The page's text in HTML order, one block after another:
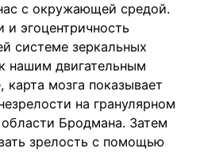
с окружающей средой.
эгоцентричность
системе зеркальных
нашим двигательным
мозга показывает
на гранулярном
Бродмана. Затем
зрелость с помощью